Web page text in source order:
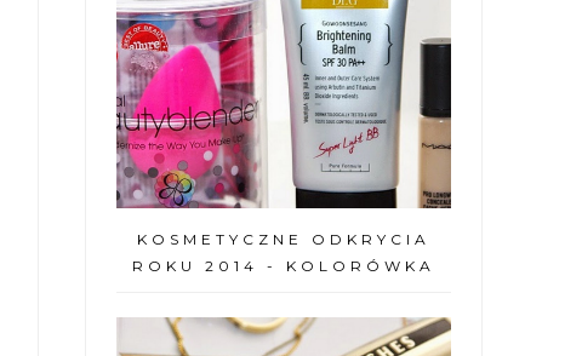
KOSMETYCZNE ODKRYCIA
ROKU 2014 - KOLORÓWKA